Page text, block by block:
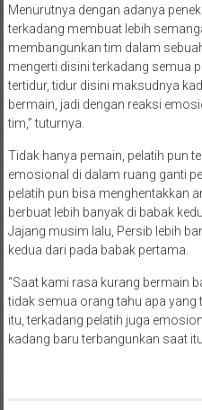
Menurutnya dengan adanya
terkadang membuat lebih
membangunkan tim dalam
mengerti disini terkadang semua
tertidur, tidur disini maksudnya
bermain, jadi dengan reaksi
tim,” tuturnya.
Tidak hanya pemain, pelatih pun
emosional di dalam ruang ganti
pelatih pun bisa menghentakkan
berbuat lebih banyak di babak
Jajang musim lalu, Persib lebih
kedua dari pada babak pertama.
“Saat kami rasa kurang bermain
tidak semua orang tahu apa
itu, terkadang pelatih juga
kadang baru terbangunkan saat